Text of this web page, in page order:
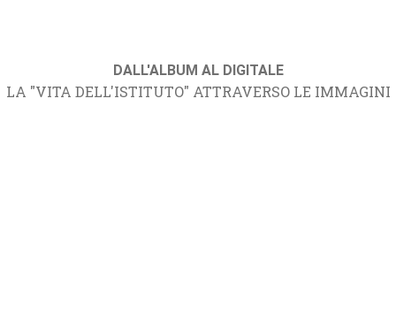
DALL'ALBUM AL DIGITALE
LA "VITA DELL'ISTITUTO" ATTRAVERSO LE IMMAGINI